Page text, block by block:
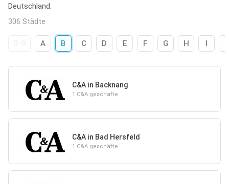
Deutschland.
306 Städte
A B C D E F G H I
C&A in Backnang
1 C&A geschäfte
C&A in Bad Hersfeld
1 C&A geschäfte